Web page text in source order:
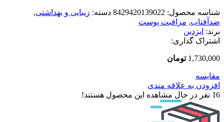
شناسه محصول: 8429420139022 دسته: زیبایی و بهداشتی,
ضدآفتاب, مراقبت پوست
برند: ایزدین
اشتراک گذاری:
1,730,000 تومان
مقایسه
افزودن به علاقه مندی
16 نفر در حال مشاهده این محصول هستند!